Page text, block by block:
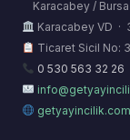
Karacabey / Bursa
Karacabey VD ·
Ticaret Sicil No:
0 530 563 32 26